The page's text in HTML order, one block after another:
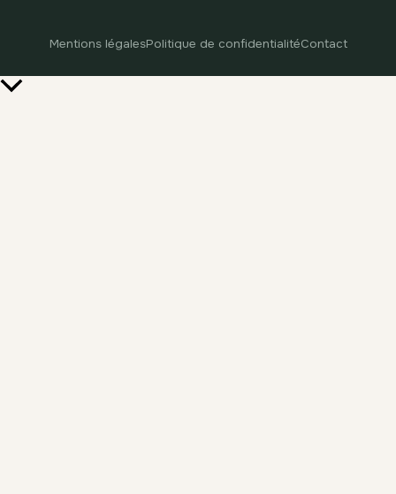
Mentions légalesPolitique de confidentialitéContact